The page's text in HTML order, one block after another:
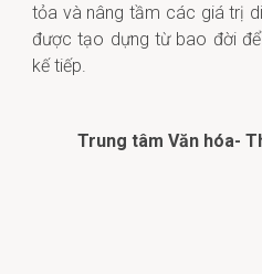
tỏa và nâng tầm các giá trị
được tạo dựng từ bao đời
kế tiếp.
Trung tâm Văn hóa-